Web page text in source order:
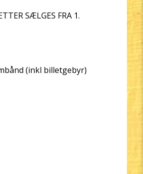
SÆLGES FRA 1.
(inkl billetgebyr)